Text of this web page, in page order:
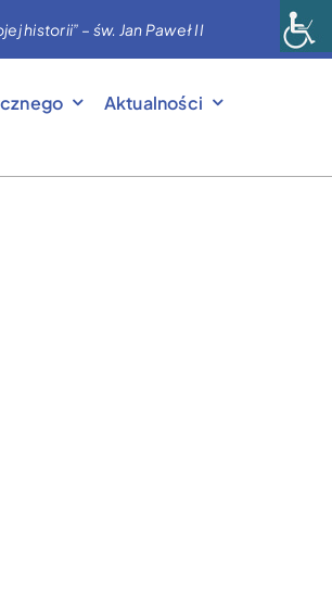
historii” – św. Jan Paweł II
Aktualności